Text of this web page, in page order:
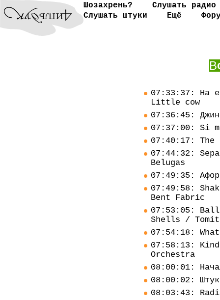
Шозахрень?
Слушать радио
Слушать штуки
Ещё
В
07:33:37: Ha
Little cow
07:36:45:
07:37:00: Si
07:40:17: The
07:44:32:
Belugas
07:49:35:
07:49:58:
Bent Fabric
07:53:05:
Shells /
07:54:18:
07:58:13:
Orchestra
08:00:01:
08:00:02:
08:03:43: